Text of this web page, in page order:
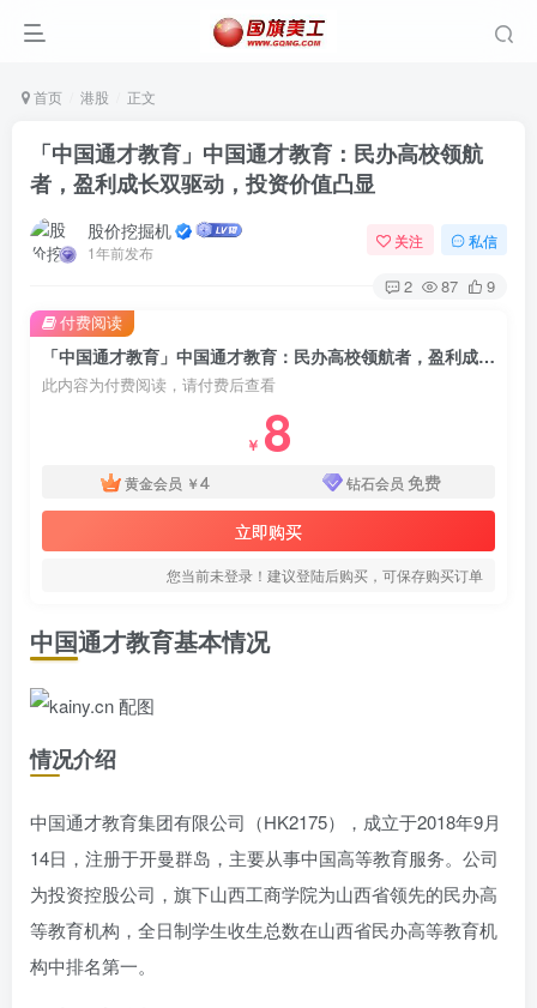
首页 港股 正文
「中国通才教育」中国通才教育：民办高校领航
者，盈利成长双驱动，投资价值凸显
股价挖掘机
1年前发布
关注 私信
2 87 9
「中国通才教育」中国通才教育：民办高校领航者，盈利成长双驱动，投资价值凸显
此内容为付费阅读，请付费后查看
￥ 8
黄金会员 ￥4 钻石会员 免费
立即购买
您当前未登录！建议登陆后购买，可保存购买订单
付费阅读
中国通才教育基本情况
情况介绍
中国通才教育集团有限公司（HK2175），成立于2018年9月
14日，注册于开曼群岛，主要从事中国高等教育服务。公司
为投资控股公司，旗下山西工商学院为山西省领先的民办高
等教育机构，全日制学生收生总数在山西省民办高等教育机
构中排名第一。